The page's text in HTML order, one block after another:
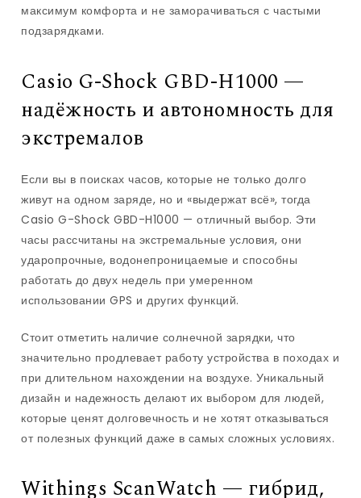
максимум комфорта и не заморачиваться с частыми
подзарядками.
Casio G-Shock GBD-H1000 —
надёжность и автономность для
экстремалов
Если вы в поисках часов, которые не только долго
живут на одном заряде, но и «выдержат всё», тогда
Casio G-Shock GBD-H1000 — отличный выбор. Эти
часы рассчитаны на экстремальные условия, они
ударопрочные, водонепроницаемые и способны
работать до двух недель при умеренном
использовании GPS и других функций.
Стоит отметить наличие солнечной зарядки, что
значительно продлевает работу устройства в походах и
при длительном нахождении на воздухе. Уникальный
дизайн и надежность делают их выбором для людей,
которые ценят долговечность и не хотят отказываться
от полезных функций даже в самых сложных условиях.
Withings ScanWatch — гибрид,